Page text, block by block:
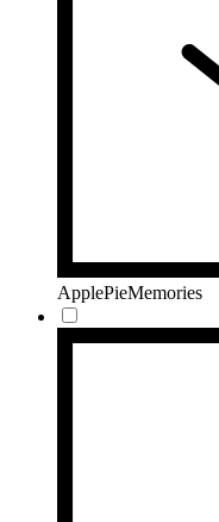
ApplePieMemories